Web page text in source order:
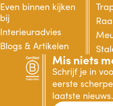
Even binnen kijken
bij
Interieuradvies
Blogs & Artikelen
Mis niets
Schrijf je in
eerste
laatste nieuws.